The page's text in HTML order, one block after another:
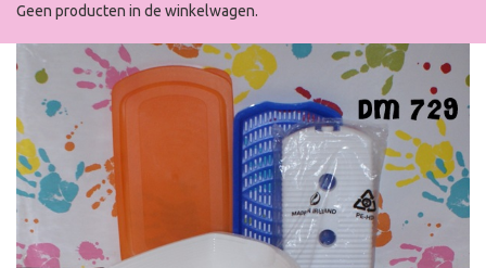
Geen producten in de winkelwagen.